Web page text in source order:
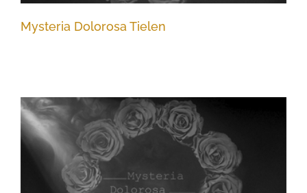
Mysteria Dolorosa Tielen
Mysteria Dolorosa Geel